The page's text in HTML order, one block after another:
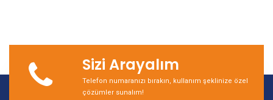
Sizi Arayalım
Telefon numaranızı bırakın, kullanım şeklinize özel
çözümler sunalım!